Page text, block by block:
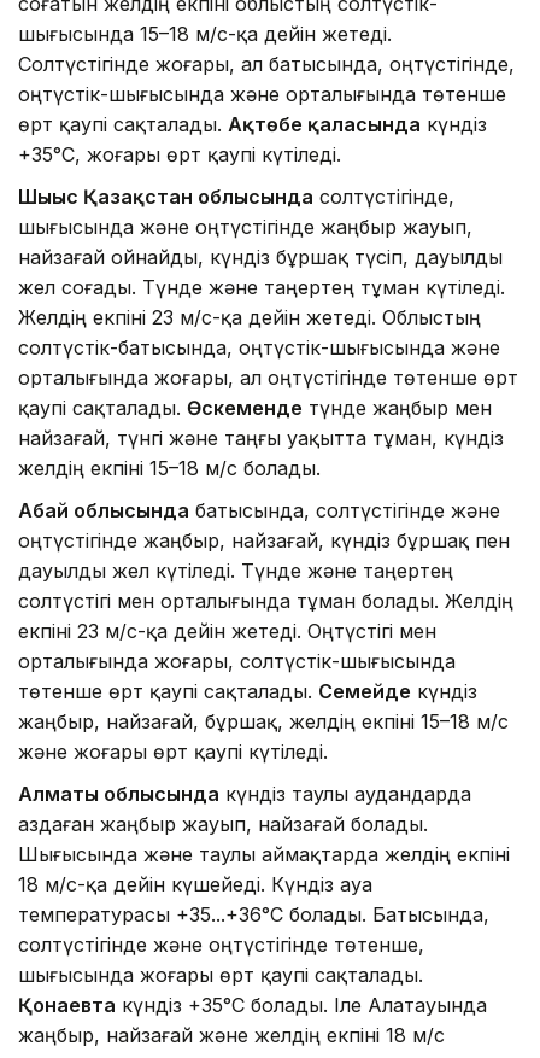
шығысында 15–18 м/с-қа дейін жетеді.
Солтүстігінде жоғары, ал батысында, оңтүстігінде,
оңтүстік-шығысында және орталығында төтенше
өрт қаупі сақталады. Ақтөбе қаласында күндіз
+35°C, жоғары өрт қаупі күтіледі.
Шығыс Қазақстан облысында солтүстігінде,
шығысында және оңтүстігінде жаңбыр жауып,
найзағай ойнайды, күндіз бұршақ түсіп, дауылды
жел соғады. Түнде және таңертең тұман күтіледі.
Желдің екпіні 23 м/с-қа дейін жетеді. Облыстың
солтүстік-батысында, оңтүстік-шығысында және
орталығында жоғары, ал оңтүстігінде төтенше өрт
қаупі сақталады. Өскеменде түнде жаңбыр мен
найзағай, түнгі және таңғы уақытта тұман, күндіз
желдің екпіні 15–18 м/с болады.
Абай облысында батысында, солтүстігінде және
оңтүстігінде жаңбыр, найзағай, күндіз бұршақ пен
дауылды жел күтіледі. Түнде және таңертең
солтүстігі мен орталығында тұман болады. Желдің
екпіні 23 м/с-қа дейін жетеді. Оңтүстігі мен
орталығында жоғары, солтүстік-шығысында
төтенше өрт қаупі сақталады. Семейде күндіз
жаңбыр, найзағай, бұршақ, желдің екпіні 15–18 м/с
және жоғары өрт қаупі күтіледі.
Алматы облысында күндіз таулы аудандарда
аздаған жаңбыр жауып, найзағай болады.
Шығысында және таулы аймақтарда желдің екпіні
18 м/с-қа дейін күшейеді. Күндіз ауа
температурасы +35...+36°C болады. Батысында,
солтүстігінде және оңтүстігінде төтенше,
шығысында жоғары өрт қаупі сақталады.
Қонаевта күндіз +35°C болады. Іле Алатауында
жаңбыр, найзағай және желдің екпіні 18 м/с